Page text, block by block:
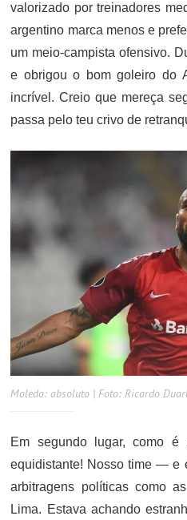
valorizado por treinadores
argentino marca menos e
um meio-campista ofensivo.
e obrigou o bom goleiro do
incrível. Creio que mereça
passa pelo teu crivo de
Moledo: absoluto | Foto: Ricardo
Em segundo lugar, como
equidistante! Nosso time — e
arbitragens políticas como
Lima. Estava achando